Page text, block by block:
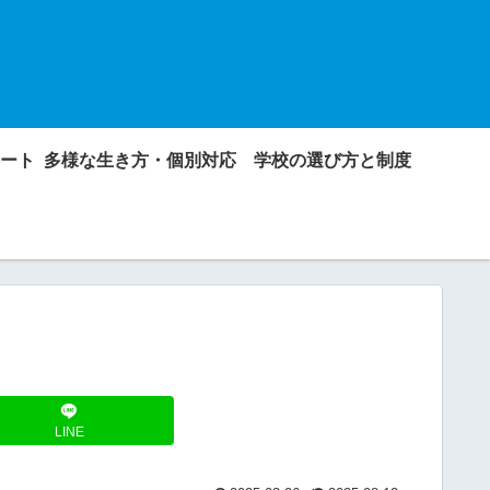
ト 多様な生き方・個別対応 学校の選び方と制度
LINE